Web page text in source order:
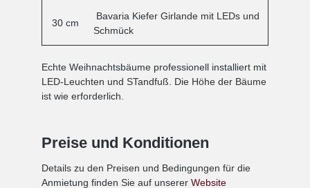
30 cm
Bavaria Kiefer Girlande mit LEDs und
Schmück
Echte Weihnachtsbäume professionell installiert mit
LED-Leuchten und STandfuß. Die Höhe der Bäume
ist wie erforderlich.
Preise und Konditionen
Details zu den Preisen und Bedingungen für die
Anmietung finden Sie auf unserer Website